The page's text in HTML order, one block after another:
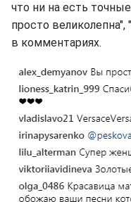
что ни на есть
просто
в комментариях.